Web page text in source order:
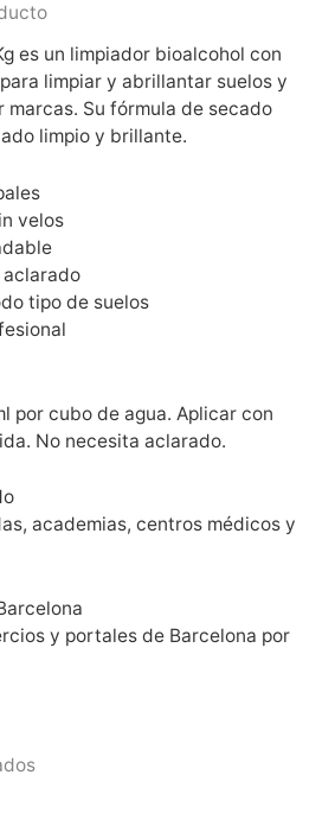
es un limpiador bioalcohol con
limpiar y abrillantar suelos y
Su fórmula de secado
limpio y brillante.
velos
aclarado
tipo de suelos
por cubo de agua. Aplicar con
No necesita aclarado.
academias, centros médicos y
y portales de Barcelona por